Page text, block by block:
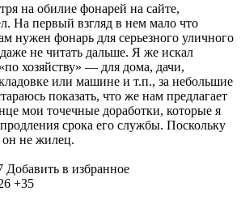
на обилие фонарей на сайте,
На первый взгляд в нем мало что
нужен фонарь для серьезного уличного
не читать дальше. Я же искал
хозяйству» — для дома, дачи,
или машине и т.п., за небольшие
показать, что же нам предлагает
мои точечные доработки, которые я
срока его службы. Поскольку
он не жилец.
Добавить в избранное
+35